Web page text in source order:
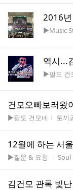
2016
게시판명
▶Music
역시...
게시판명
▶팔도 건
건모오빠보러왔
게시판명
▶팔도 건모네 작성
토끼
12월에 하는 서
게시판명
▶질문 & 요청 작성
Soul
김건모 관록 빛